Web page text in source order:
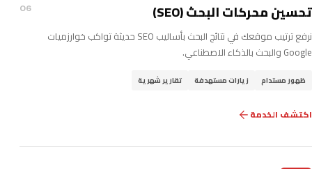
تحسين محركات البحث (SEO) 06
نرفع ترتيب موقعك في نتائج البحث بأساليب SEO حديثة تواكب خوارزميات
Google والبحث بالذكاء الاصطناعي.
ظهور مستدام زيارات مستهدفة تقارير شهرية
اكتشف الخدمة